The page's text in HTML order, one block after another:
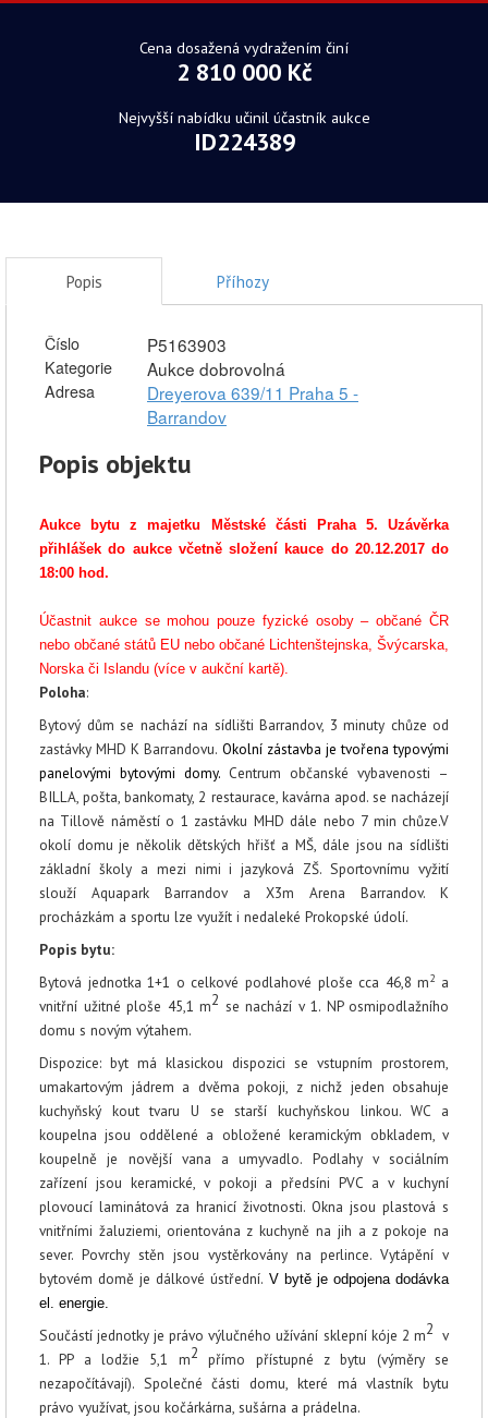
Cena dosažená vydražením činí
2 810 000 Kč
Nejvyšší nabídku učinil účastník aukce
ID224389
Popis Příhozy
Číslo P5163903
Kategorie Aukce dobrovolná
Adresa
Dreyerova 639/11 Praha 5 -
Barrandov
Popis objektu
Aukce bytu z majetku Městské části Praha 5.
Uzávěrka
přihlášek do aukce včetně složení kauce do 20.12.2017 do
18:00 hod.
Účastnit aukce se mohou pouze fyzické osoby – občané ČR
nebo občané států EU nebo občané Lichtenštejnska, Švýcarska,
Norska či Islandu (více v aukční kartě).
Poloha:
Bytový dům se nachází na sídlišti Barrandov, 3 minuty chůze od
zastávky MHD K Barrandovu. Okolní zástavba je tvořena typovými
panelovými bytovými domy. Centrum občanské vybavenosti –
BILLA, pošta, bankomaty, 2 restaurace, kavárna apod. se nacházejí
na Tillově náměstí o 1 zastávku MHD dále nebo 7 min chůze.V
okolí domu je několik dětských hřišť a MŠ, dále jsou na sídlišti
základní školy a mezi nimi i jazyková ZŠ. Sportovnímu vyžití
slouží Aquapark Barrandov a X3m Arena Barrandov. K
procházkám a sportu lze využít i nedaleké Prokopské údolí.
Popis bytu:
Bytová jednotka 1+1 o celkové podlahové ploše cca 46,8 m2 a
vnitřní užitné ploše 45,1 m2 se nachází v 1. NP osmipodlažního
domu s novým výtahem.
Dispozice: byt má klasickou dispozici se vstupním prostorem,
umakartovým jádrem a dvěma pokoji, z nichž jeden obsahuje
kuchyňský kout tvaru U se starší kuchyňskou linkou. WC a
koupelna jsou oddělené a obložené keramickým obkladem, v
koupelně je novější vana a umyvadlo. Podlahy v sociálním
zařízení jsou keramické, v pokoji a předsíni PVC a v kuchyní
plovoucí laminátová za hranicí životnosti. Okna jsou plastová s
vnitřními žaluziemi, orientována z kuchyně na jih a z pokoje na
sever. Povrchy stěn jsou vystěrkovány na perlince. Vytápění v
bytovém domě je dálkové ústřední. V bytě je odpojena dodávka
el. energie.
Součástí jednotky je právo výlučného užívání sklepní kóje 2 m2v
1. PP a lodžie 5,1 m2přímo přístupné z bytu (výměry se
nezapočítávají). Společné části domu, které má vlastník bytu
právo využívat, jsou kočárkárna, sušárna a prádelna.